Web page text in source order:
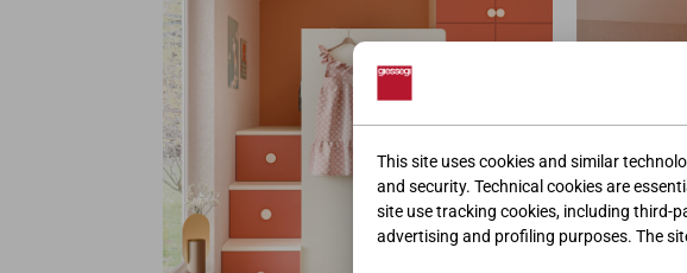
This site uses cookies and similar
and security. Technical cookies are
site use tracking cookies, including third-
advertising and profiling purposes. The